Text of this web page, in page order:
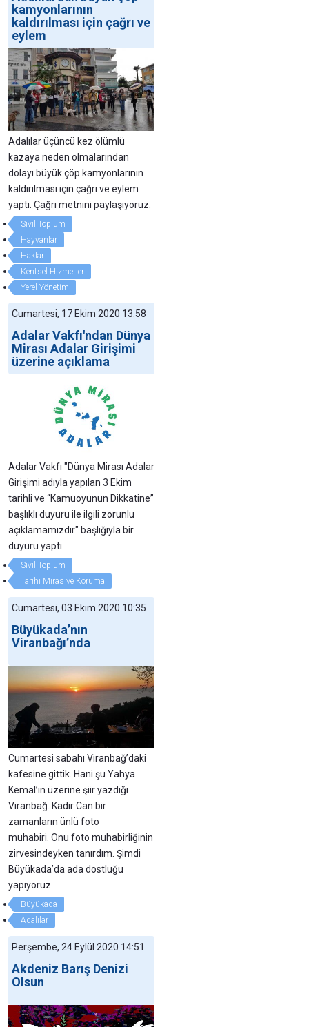
kamyonlarının
kaldırılması için çağrı ve
eylem
Adalılar üçüncü kez ölümlü
kazaya neden olmalarından
dolayı büyük çöp kamyonlarının
kaldırılması için çağrı ve eylem
yaptı. Çağrı metnini paylaşıyoruz.
Sivil Toplum
Hayvanlar
Haklar
Kentsel Hizmetler
Yerel Yönetim
Cumartesi, 17 Ekim 2020 13:58
Adalar Vakfı'ndan Dünya
Mirası Adalar Girişimi
üzerine açıklama
Adalar Vakfı "Dünya Mirası Adalar
Girişimi adıyla yapılan 3 Ekim
tarihli ve “Kamuoyunun Dikkatine”
başlıklı duyuru ile ilgili zorunlu
açıklamamızdır" başlığıyla bir
duyuru yaptı.
Sivil Toplum
Tarihi Miras ve Koruma
Cumartesi, 03 Ekim 2020 10:35
Büyükada’nın
Viranbağı’nda
Cumartesi sabahı Viranbağ’daki
kafesine gittik. Hani şu Yahya
Kemal’in üzerine şiir yazdığı
Viranbağ. Kadir Can bir
zamanların ünlü foto
muhabiri. Onu foto muhabirliğinin
zirvesindeyken tanırdım. Şimdi
Büyükada’da ada dostluğu
yapıyoruz.
Büyükada
Adalılar
Perşembe, 24 Eylül 2020 14:51
Akdeniz Barış Denizi
Olsun